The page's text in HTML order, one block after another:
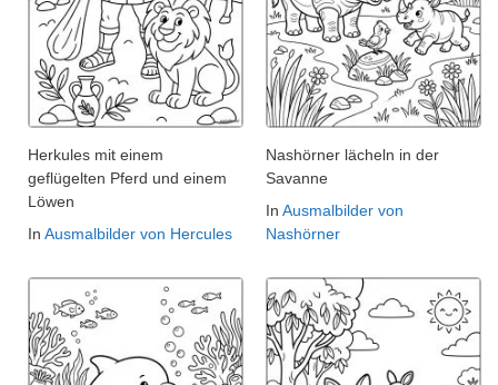
Herkules mit einem
geflügelten Pferd und einem
Löwen
In Ausmalbilder von Hercules
Nashörner lächeln in der
Savanne
In Ausmalbilder von
Nashörner